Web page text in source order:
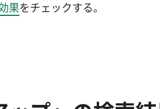
果をチェックする。